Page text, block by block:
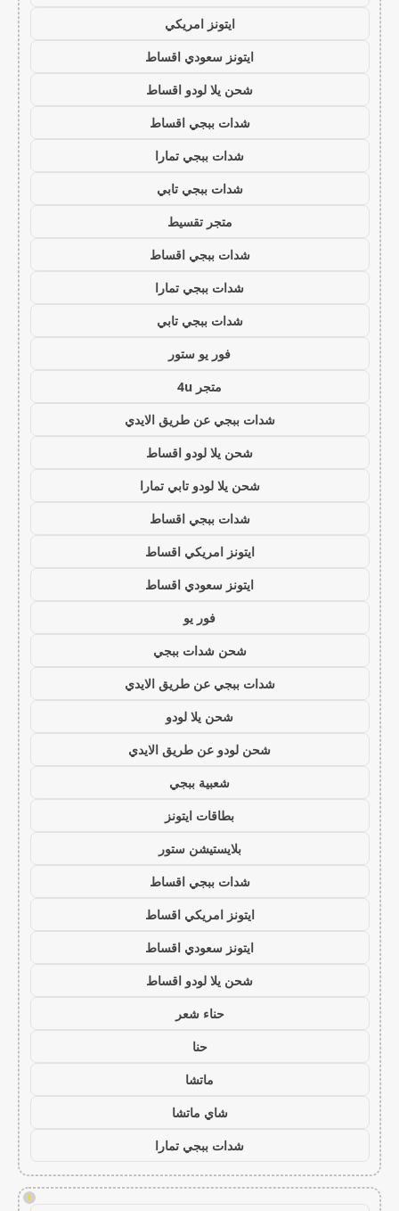
ايتونز امريكي
ايتونز سعودي اقساط
شحن يلا لودو اقساط
شدات ببجي اقساط
شدات ببجي تمارا
شدات ببجي تابي
متجر تقسيط
شدات ببجي اقساط
شدات ببجي تمارا
شدات ببجي تابي
فور يو ستور
متجر 4u
شدات ببجي عن طريق الايدي
شحن يلا لودو اقساط
شحن يلا لودو تابي تمارا
شدات ببجي اقساط
ايتونز امريكي اقساط
ايتونز سعودي اقساط
فور يو
شحن شدات ببجي
شدات ببجي عن طريق الايدي
شحن يلا لودو
شحن لودو عن طريق الايدي
شعبية ببجي
بطاقات ايتونز
بلايستيشن ستور
شدات ببجي اقساط
ايتونز امريكي اقساط
ايتونز سعودي اقساط
شحن يلا لودو اقساط
حناء شعر
حنا
ماتشا
شاي ماتشا
شدات ببجي تمارا
!